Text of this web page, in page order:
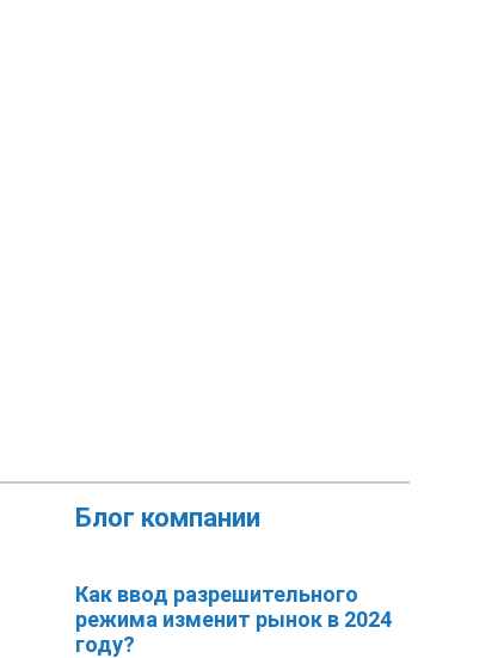
Блог компании
Как ввод разрешительного
режима изменит рынок в 2024
году?